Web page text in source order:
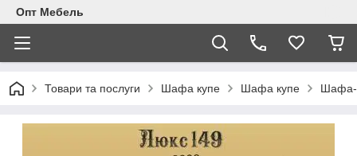
Опт Мебель
Товари та послуги Шафа купе Шафа купе Шафа-